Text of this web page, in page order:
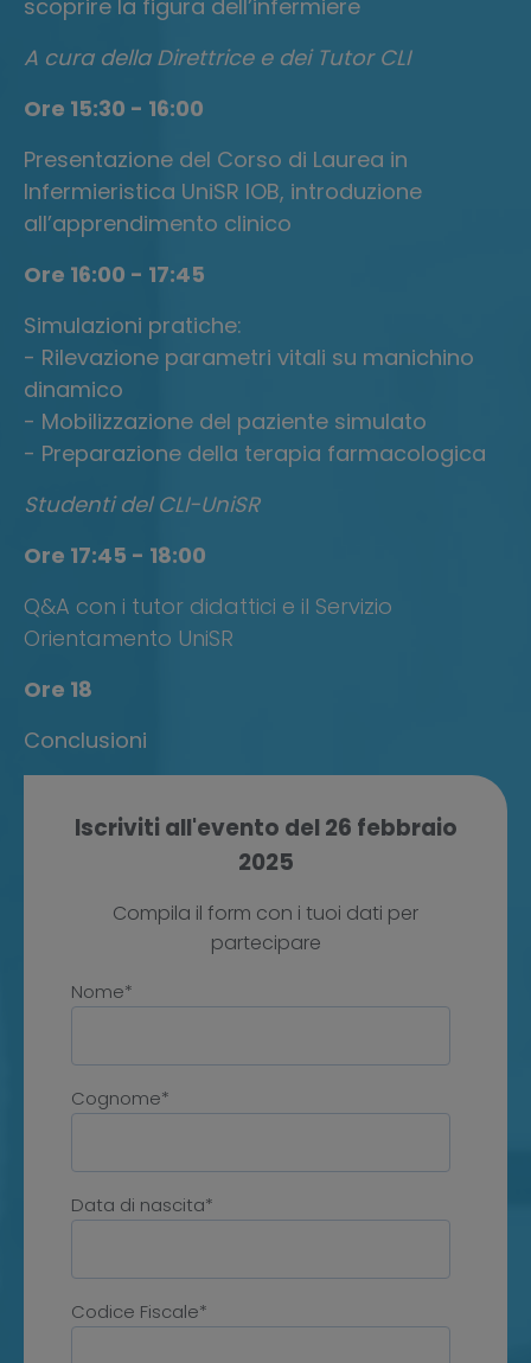
scoprire la figura dell’infermiere
A cura della Direttrice e dei Tutor CLI
Ore 15:30 - 16:00
Presentazione del Corso di Laurea in
Infermieristica UniSR IOB, introduzione
all’apprendimento clinico
Ore 16:00 - 17:45
Simulazioni pratiche:
- Rilevazione parametri vitali su manichino
dinamico
- Mobilizzazione del paziente simulato
- Preparazione della terapia farmacologica
Studenti del CLI-UniSR
Ore 17:45 - 18:00
Q&A con i tutor didattici e il Servizio
Orientamento UniSR
Ore 18
Conclusioni
Iscriviti all'evento del 26 febbraio
2025
Compila il form con i tuoi dati per
partecipare
Nome*
Cognome*
Data di nascita*
Codice Fiscale*